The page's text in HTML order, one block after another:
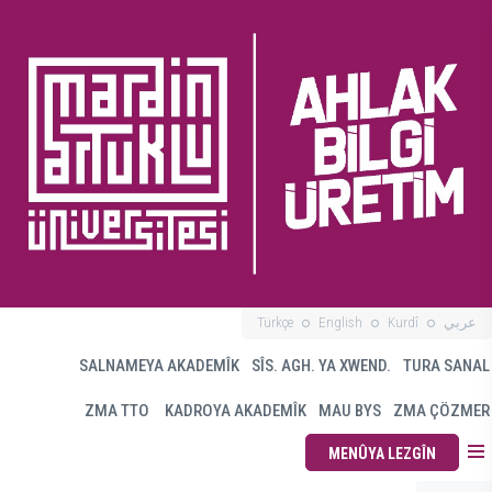
Türkçe English Kurdî عربي
SALNAMEYA AKADEMÎK SÎS. AGH. YA XWEND. TURA SANAL
ZMA TTO KADROYA AKADEMÎK MAU BYS ZMA ÇÖZMER
MENÛYA LEZGÎN